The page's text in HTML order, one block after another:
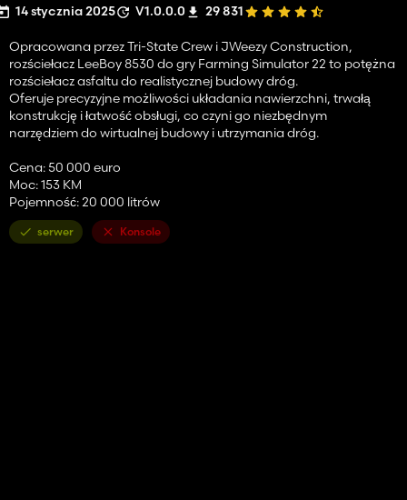
14 stycznia 2025 V1.0.0.0 29 831
Opracowana przez Tri-State Crew i JWeezy Construction,
rozściełacz LeeBoy 8530 do gry Farming Simulator 22 to potężna
rozściełacz asfaltu do realistycznej budowy dróg.
Oferuje precyzyjne możliwości układania nawierzchni, trwałą
konstrukcję i łatwość obsługi, co czyni go niezbędnym
narzędziem do wirtualnej budowy i utrzymania dróg.
Cena: 50 000 euro
Moc: 153 KM
Pojemność: 20 000 litrów
serwer Konsole